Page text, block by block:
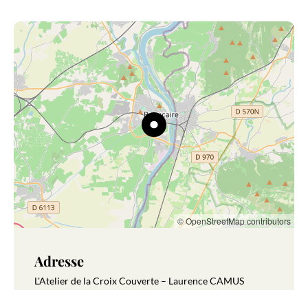
© OpenStreetMap contributors
Adresse
L'Atelier de la Croix Couverte – Laurence CAMUS